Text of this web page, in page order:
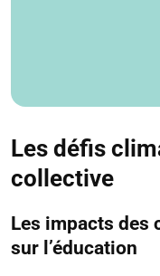
Les défis
collective
Les impacts des
sur l’éducation